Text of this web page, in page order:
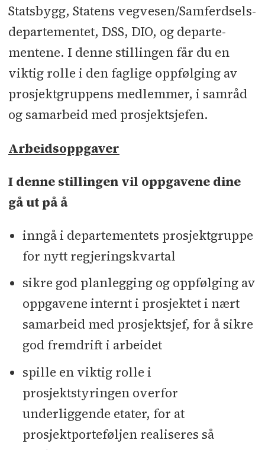
Statsbygg, Statens vegvesen/Sam­ferd­sels­
departementet, DSS, DIO, og departe­
mentene. I denne stillingen får du en
viktig rolle i den faglige oppfølging av
prosjektgruppens medlemmer, i samråd
og samarbeid med prosjektsjefen.
Arbeidsoppgaver
I denne stillingen vil oppgavene dine
gå ut på å
inngå i departementets prosjektgruppe
for nytt regjeringskvartal
sikre god planlegging og oppfølging av
oppgavene internt i prosjektet i nært
samarbeid med prosjektsjef, for å sikre
god fremdrift i arbeidet
spille en viktig rolle i
prosjektstyringen overfor
underliggende etater, for at
prosjektporteføljen realiseres så